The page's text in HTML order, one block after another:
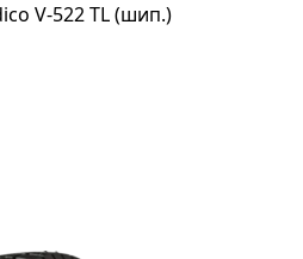
V-522 TL (шип.)